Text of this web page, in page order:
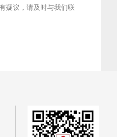
疑议，请及时与我们联